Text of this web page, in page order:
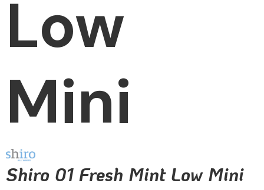
Low
Mini
Shiro 01 Fresh Mint Low Mini